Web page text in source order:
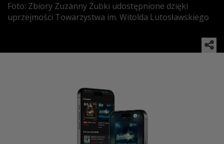
Foto: Zbiory Zuzanny Żubki udostępnione dzięki
uprzejmości Towarzystwa im. Witolda Lutosławskiego